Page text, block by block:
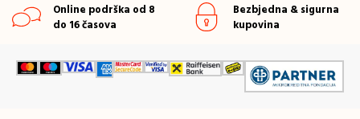
Online podrška od 8
do 16 časova
Bezbjedna & sigurna
kupovina